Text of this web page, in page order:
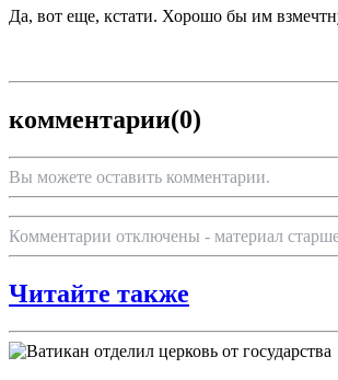
Да, вот еще, кстати. Хорошо бы им
комментарии(0)
Вы можете оставить комментарии.
Комментарии отключены - материал
Читайте также